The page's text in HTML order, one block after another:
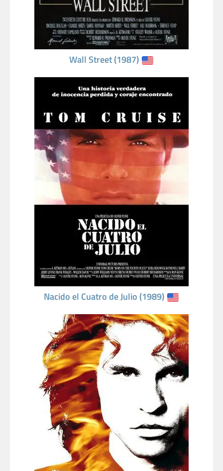
Wall Street (1987)
Nacido el Cuatro de Julio (1989)